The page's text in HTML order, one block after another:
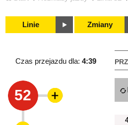
Linie Zmiany
Czas przejazdu dla: 4:39
52